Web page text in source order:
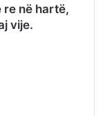
re në hartë,
vije.